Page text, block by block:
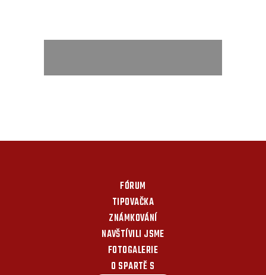
FÓRUM
TIPOVAČKA
ZNÁMKOVÁNÍ
NAVŠTÍVILI JSME
FOTOGALERIE
O SPARTĚ S